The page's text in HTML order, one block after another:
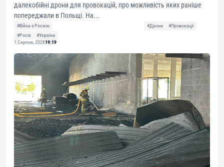
далекобійні дрони для провокацій, про можливість яких раніше
попереджали в Польщі. На...
#Війна з Росією #Дрони
#Провокації
#Росія
#Україна
1 Серпня, 202619:19